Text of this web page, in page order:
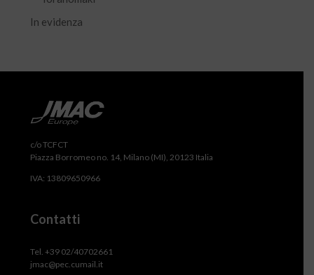
In evidenza
c/o TCFCT
Piazza Borromeo no. 14, Milano (MI), 20123 Italia
IVA: 13809650966
Contatti
Tel. +39 02/40702661
jmac@pec.cumail.it